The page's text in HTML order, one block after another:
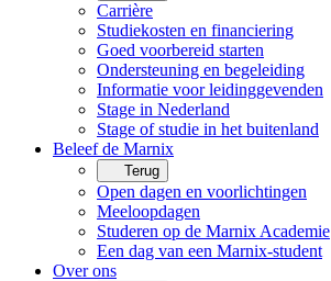
Carrière
Studiekosten en financiering
Goed voorbereid starten
Ondersteuning en begeleiding
Informatie voor leidinggevenden
Stage in Nederland
Stage of studie in het buitenland
Beleef de Marnix
Terug
Open dagen en voorlichtingen
Meeloopdagen
Studeren op de Marnix Academie
Een dag van een Marnix-student
Over ons